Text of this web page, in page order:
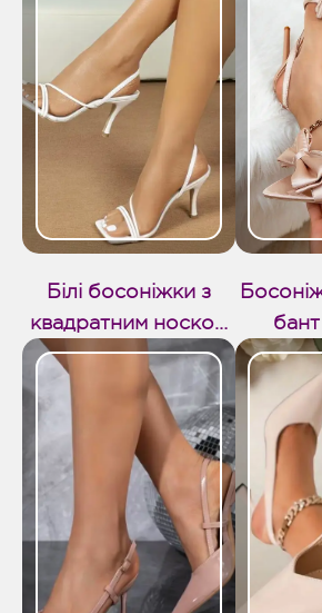
Білі босоніжки з
квадратним носком
(1796-D)